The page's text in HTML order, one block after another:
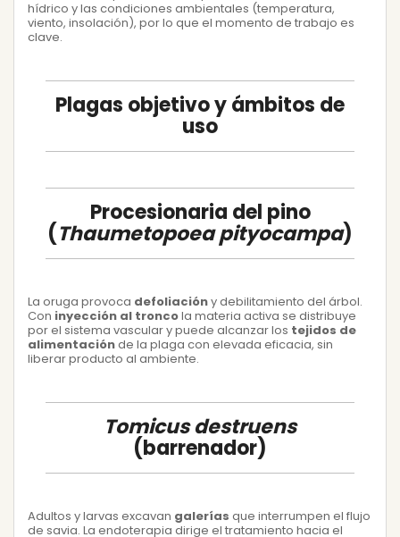
hídrico y las condiciones ambientales (temperatura,
viento, insolación), por lo que el momento de trabajo es
clave.
Plagas objetivo y ámbitos de
uso
Procesionaria del pino
(Thaumetopoea pityocampa)
La oruga provoca defoliacióny debilitamiento del árbol.
Con inyección al troncola materia activa se distribuye
por el sistema vascular y puede alcanzar los tejidos de
alimentaciónde la plaga con elevada eficacia, sin
liberar producto al ambiente.
Tomicus destruens
(barrenador)
Adultos y larvas excavan galerías que interrumpen el flujo
de savia. La endoterapia dirige el tratamiento hacia el